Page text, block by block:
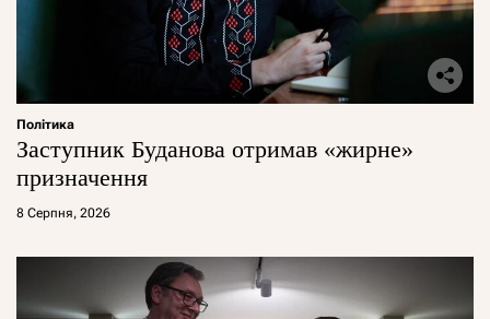
Політика
Заступник Буданова отримав «жирне»
призначення
8 Серпня, 2026